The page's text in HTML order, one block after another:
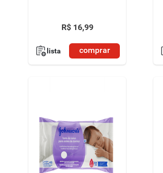
R$ 16,99
lista comprar